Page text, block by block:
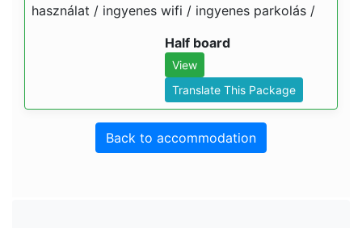
használat / ingyenes wifi / ingyenes parkolás /
Half board
View
Translate This Package
Back to accommodation